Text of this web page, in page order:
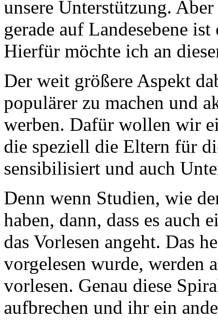
unsere Unterstützung.
gerade auf Landesebene
Hierfür möchte ich an
Der weit größere Aspekt
populärer zu machen und
werben. Dafür wollen wir
die speziell die Eltern für
sensibilisiert und auch
Denn wenn Studien, wie
haben, dann, dass es auch
das Vorlesen angeht. Das
vorgelesen wurde, werden
vorlesen. Genau diese
aufbrechen und ihr ein